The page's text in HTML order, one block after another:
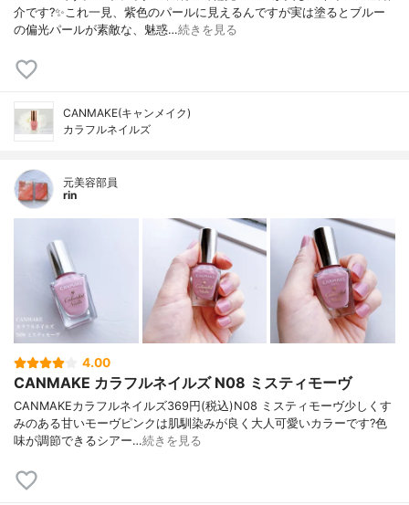
介です?✨これ一見、紫色のパールに見えるんですが実は塗るとブルー
の偏光パールが素敵な、魅惑…続きを見る
CANMAKE(キャンメイク)
カラフルネイルズ
元美容部員
rin
4.00
CANMAKE カラフルネイルズ N08 ミスティモーヴ
CANMAKEカラフルネイルズ369円(税込)N08 ミスティモーヴ少しくす
みのある甘いモーヴピンクは肌馴染みが良く大人可愛いカラーです?色
味が調節できるシアー…続きを見る